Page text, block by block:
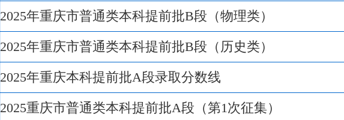
2025年重庆市普通类本科提前批B段（物理类）
2025年重庆市普通类本科提前批B段（历史类）
2025年重庆本科提前批A段录取分数线
2025重庆市普通类本科提前批A段（第1次征集）